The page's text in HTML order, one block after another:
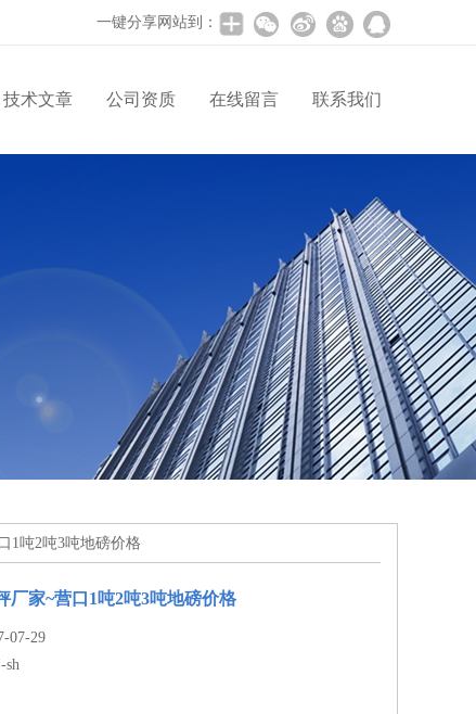
一键分享网站到：
技术文章 公司资质 在线留言 联系我们
1吨2吨3吨地磅价格
厂家~营口1吨2吨3吨地磅价格
07-29
sh